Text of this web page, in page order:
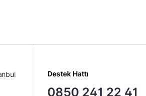
Destek Hattı
0850 241 22 41